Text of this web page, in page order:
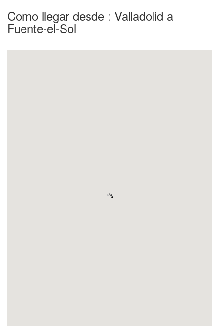
Como llegar desde : Valladolid a
Fuente-el-Sol